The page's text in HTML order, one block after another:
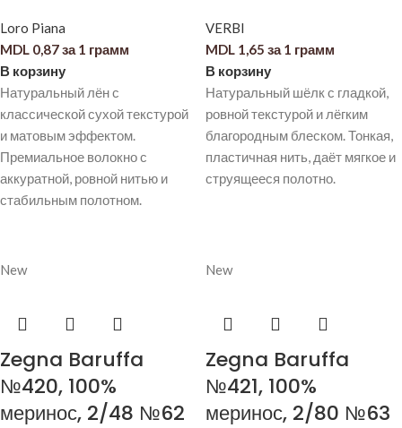
Loro Piana
MDL 0,87за 1 грамм
В корзину
Натуральный лён с
классической сухой текстурой
и матовым эффектом.
Премиальное волокно с
аккуратной, ровной нитью и
стабильным полотном.
VERBI
MDL 1,65 за 1 грамм
В корзину
Натуральный шёлк с гладкой,
ровной текстурой и лёгким
благородным блеском. Тонкая,
пластичная нить, даёт мягкое и
струящееся полотно.
New
Zegna Baruffa
№420, 100%
меринос, 2/48 №62
New
Zegna Baruffa
№421, 100%
меринос, 2/80 №63